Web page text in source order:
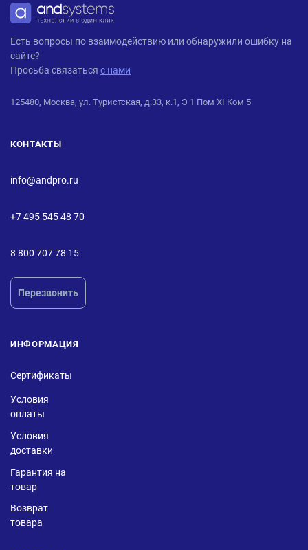
ANDPRO
Есть вопросы по взаимодействию или обнаружили ошибку на
сайте?
Просьба связаться с нами
125480, Москва, ул. Туристская, д.33, к.1, Э 1 Пом XI Ком 5
КОНТАКТЫ
info@andpro.ru
+7 495 545 48 70
8 800 707 78 15
Перезвонить
ИНФОРМАЦИЯ
Сертификаты
Условия
оплаты
Условия
доставки
Гарантия на
товар
Возврат
товара